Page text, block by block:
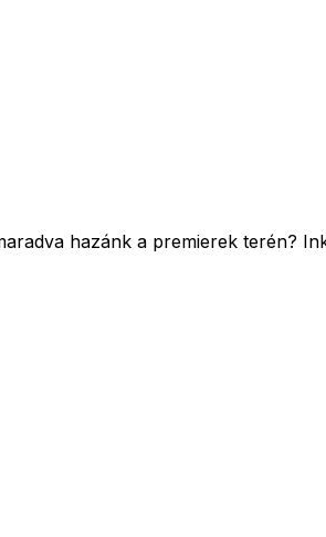
hazánk a premierek terén?